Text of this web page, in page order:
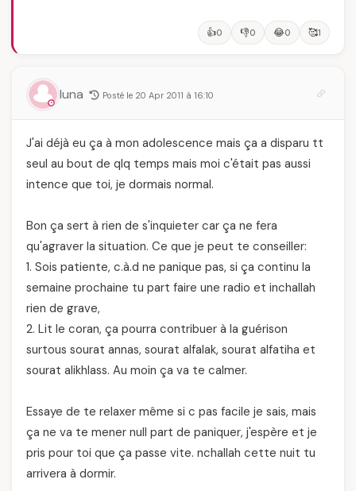
👍0 👎0 😂0 🥰1
luna Posté le 20 Apr 2011 à 16:10
J'ai déjà eu ça à mon adolescence mais ça a disparu tt
seul au bout de qlq temps mais moi c'était pas aussi
intence que toi, je dormais normal.
Bon ça sert à rien de s'inquieter car ça ne fera
qu'agraver la situation. Ce que je peut te conseiller:
1. Sois patiente, c.à.d ne panique pas, si ça continu la
semaine prochaine tu part faire une radio et inchallah
rien de grave,
2. Lit le coran, ça pourra contribuer à la guérison
surtous sourat annas, sourat alfalak, sourat alfatiha et
sourat alikhlass. Au moin ça va te calmer.
Essaye de te relaxer même si c pas facile je sais, mais
ça ne va te mener null part de paniquer, j'espère et je
pris pour toi que ça passe vite. nchallah cette nuit tu
arrivera à dormir.